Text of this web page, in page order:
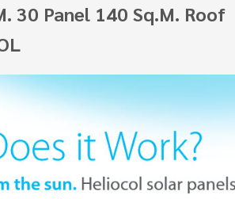
30 Panel 140 Sq.M. Roof